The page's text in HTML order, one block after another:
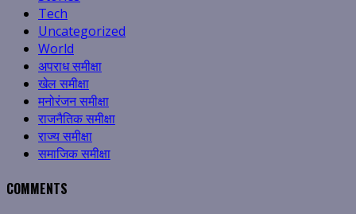
Tech
Uncategorized
World
अपराध समीक्षा
खेल समीक्षा
मनोरंजन समीक्षा
राजनैतिक समीक्षा
राज्य समीक्षा
समाजिक समीक्षा
COMMENTS